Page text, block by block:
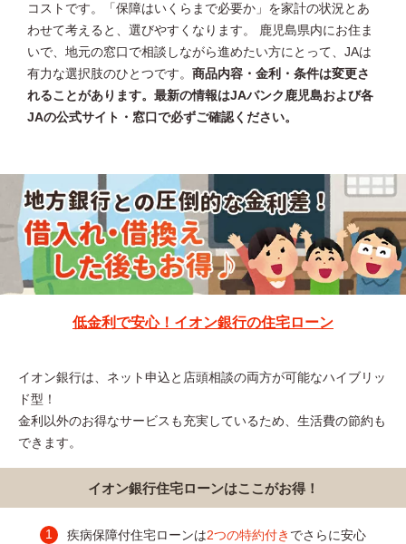
コストです。「保障はいくらまで必要か」を家計の状況とあ
わせて考えると、選びやすくなります。 鹿児島県内にお住ま
いで、地元の窓口で相談しながら進めたい方にとって、JAは
有力な選択肢のひとつです。 商品内容・金利・条件は変更さ
れることがあります。最新の情報はJAバンク鹿児島および各
JAの公式サイト・窓口で必ずご確認ください。
低金利で安心！イオン銀行の住宅ローン
イオン銀行は、ネット申込と店頭相談の両方が可能なハイブリッ
ド型！
金利以外のお得なサービスも充実しているため、生活費の節約も
できます。
イオン銀行住宅ローンはここがお得！
疾病保障付住宅ローンは2つの特約付き でさらに安心